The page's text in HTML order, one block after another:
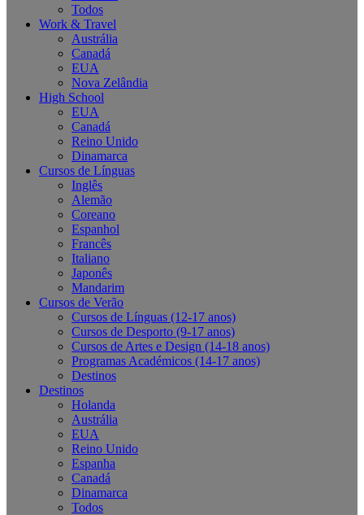
Todos
Work & Travel
Austrália
Canadá
EUA
Nova Zelândia
High School
EUA
Canadá
Reino Unido
Dinamarca
Cursos de Línguas
Inglês
Alemão
Coreano
Espanhol
Francês
Italiano
Japonês
Mandarim
Cursos de Verão
Cursos de Línguas (12-17 anos)
Cursos de Desporto (9-17 anos)
Cursos de Artes e Design (14-18 anos)
Programas Académicos (14-17 anos)
Destinos
Destinos
Holanda
Austrália
EUA
Reino Unido
Espanha
Canadá
Dinamarca
Todos